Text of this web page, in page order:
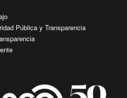
Pública y Transparencia